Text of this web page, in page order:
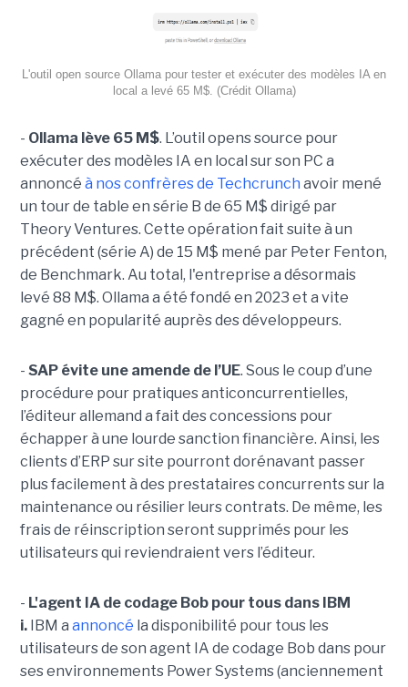
L'outil open source Ollama pour tester et exécuter des modèles IA en
local a levé 65 M$. (Crédit Ollama)
- Ollama lève 65 M$. L’outil opens source pour
exécuter des modèles IA en local sur son PC a
annoncé à nos confrères de Techcrunch avoir mené
un tour de table en série B de 65 M$ dirigé par
Theory Ventures. Cette opération fait suite à un
précédent (série A) de 15 M$ mené par Peter Fenton,
de Benchmark. Au total, l'entreprise a désormais
levé 88 M$. Ollama a été fondé en 2023 et a vite
gagné en popularité auprès des développeurs.
- SAP évite une amende de l’UE. Sous le coup d’une
procédure pour pratiques anticoncurrentielles,
l’éditeur allemand a fait des concessions pour
échapper à une lourde sanction financière. Ainsi, les
clients d’ERP sur site pourront dorénavant passer
plus facilement à des prestataires concurrents sur la
maintenance ou résilier leurs contrats. De même, les
frais de réinscription seront supprimés pour les
utilisateurs qui reviendraient vers l’éditeur.
- L'agent IA de codage Bob pour tous dans IBM
i.IBM a annoncé la disponibilité pour tous les
utilisateurs de son agent IA de codage Bob dans pour
ses environnements Power Systems (anciennement